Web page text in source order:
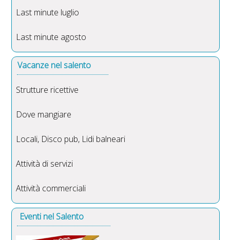
Last minute luglio
Last minute agosto
Vacanze nel salento
Strutture ricettive
Dove mangiare
Locali, Disco pub, Lidi balneari
Attività di servizi
Attività commerciali
Eventi nel Salento